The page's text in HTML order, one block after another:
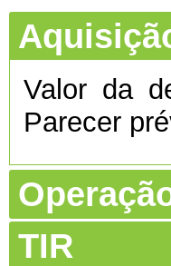
Valor da
Parecer
TIR